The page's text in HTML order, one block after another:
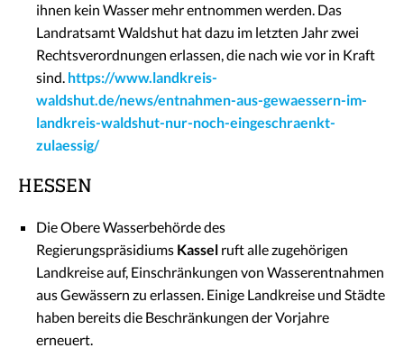
ihnen kein Wasser mehr entnommen werden. Das
Landratsamt Waldshut hat dazu im letzten Jahr zwei
Rechtsverordnungen erlassen, die nach wie vor in Kraft
sind. https://www.landkreis-
waldshut.de/news/entnahmen-aus-gewaessern-im-
landkreis-waldshut-nur-noch-eingeschraenkt-
zulaessig/
HESSEN
Die Obere Wasserbehörde des
Regierungspräsidiums Kassel ruft alle zugehörigen
Landkreise auf, Einschränkungen von Wasserentnahmen
aus Gewässern zu erlassen. Einige Landkreise und Städte
haben bereits die Beschränkungen der Vorjahre
erneuert.